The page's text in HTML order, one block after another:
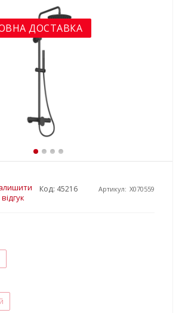
ДОСТАВКА
відгук
Код: 45216 Артикул: X070559